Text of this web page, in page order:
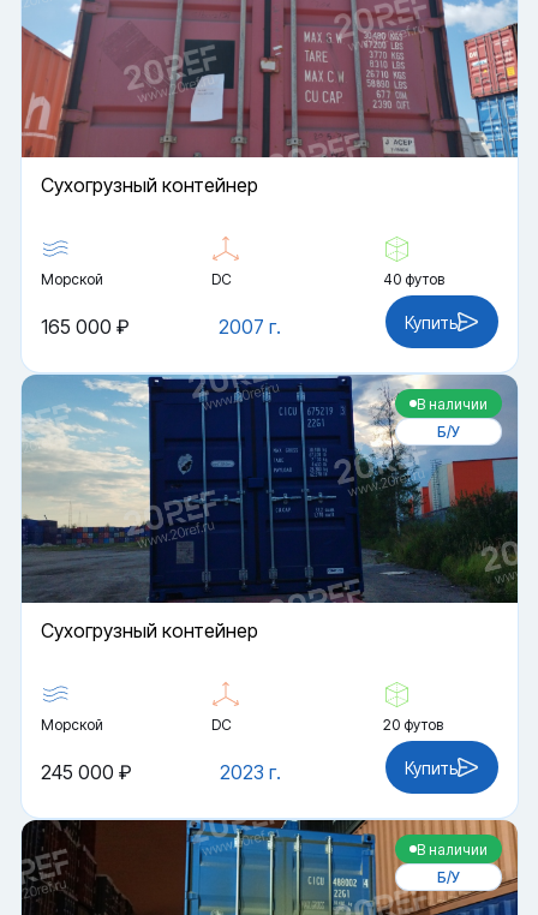
Cухогрузный контейнер
Морской DC 40 футов
2007 г.
165 000 ₽ Купить
В наличии
Б/У
Cухогрузный контейнер
Морской DC 20 футов
2023 г.
245 000 ₽ Купить
В наличии
Б/У